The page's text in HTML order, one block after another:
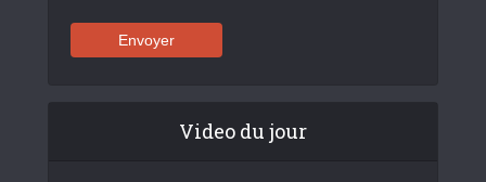
Video du jour